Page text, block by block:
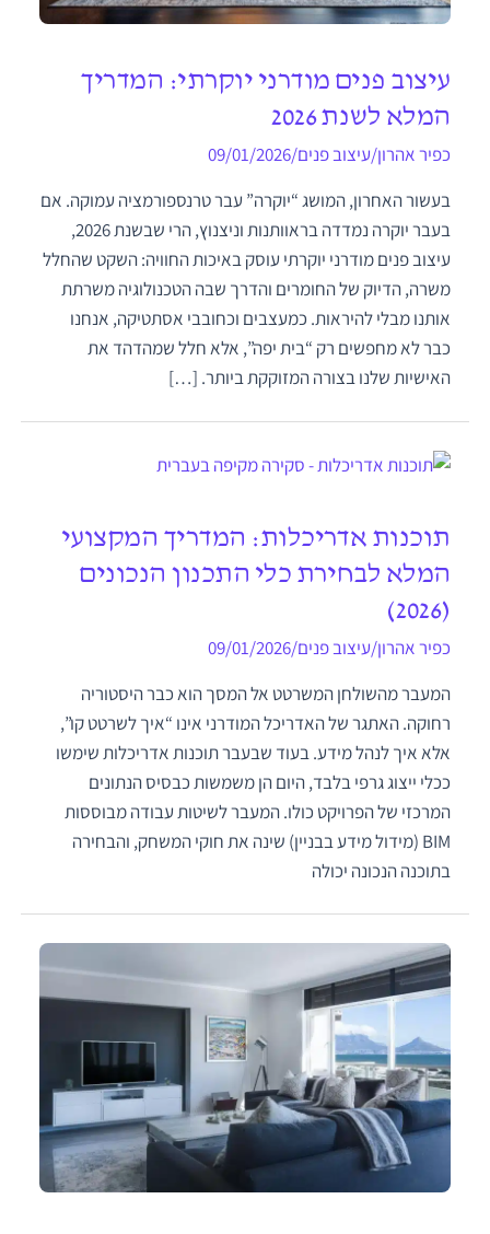
עיצוב פנים מודרני יוקרתי: המדריך
המלא לשנת 2026
כפיר אהרון/עיצוב פנים/
09/01/2026
בעשור האחרון, המושג “יוקרה” עבר טרנספורמציה עמוקה. אם
בעבר יוקרה נמדדה בראוותנות וניצנוץ, הרי שבשנת 2026,
עיצוב פנים מודרני יוקרתי עוסק באיכות החוויה: השקט שהחלל
משרה, הדיוק של החומרים והדרך שבה הטכנולוגיה משרתת
אותנו מבלי להיראות. כמעצבים וכחובבי אסתטיקה, אנחנו
כבר לא מחפשים רק “בית יפה”, אלא חלל שמהדהד את
האישיות שלנו בצורה המזוקקת ביותר. […]
תוכנות אדריכלות: המדריך המקצועי
המלא לבחירת כלי התכנון הנכונים
(2026)
כפיר אהרון/עיצוב פנים/
09/01/2026
המעבר מהשולחן המשרטט אל המסך הוא כבר היסטוריה
רחוקה. האתגר של האדריכל המודרני אינו “איך לשרטט קו”,
אלא איך לנהל מידע. בעוד שבעבר תוכנות אדריכלות שימשו
ככלי ייצוג גרפי בלבד, היום הן משמשות כבסיס הנתונים
המרכזי של הפרויקט כולו. המעבר לשיטות עבודה מבוססות
BIM (מידול מידע בבניין) שינה את חוקי המשחק, והבחירה
בתוכנה הנכונה יכולה